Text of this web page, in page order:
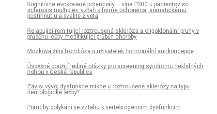
Kognitívne evokované potenciály – vlna P300 u pacientov so
sclerosis multiplex: vzťah k forme ochorenia, somatickému
postihnutiu a kvalite života
Relabující-remitující roztroušená skleróza a oligoklonální pruhy v
průběhu léčby modifikující průběh choroby
Mozková žilní trombóza u uživatelek hormonální antikoncepce
Úspěšné použití jediné otázky pro screening syndromu neklidných
nohou v České republice
Závisí vývoj dysfunkce mikce u roztroušené sklerózy na typu
neurologické léčby?
Poruchy polykání ve vztahu k vertebrogenním dysfunkcím